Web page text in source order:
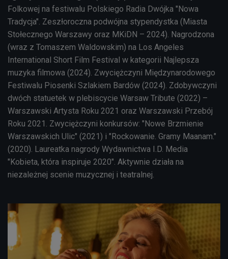
Folkowej na festiwalu Polskiego Radia Dwójka "Nowa
Tradycja". Zeszłoroczna podwójna stypendystka (Miasta
Stołecznego Warszawy oraz MKiDN – 2024). Nagrodzona
(wraz z Tomaszem Waldowskim) na Los Angeles
International Short Film Festival w kategorii Najlepsza
muzyka filmowa (2024). Zwyciężczyni Międzynarodowego
Festiwalu Piosenki Szlakiem Bardów (2024). Zdobywczyni
dwóch statuetek w plebiscycie Warsaw Tribute (2022) –
Warszawski Artysta Roku 2021 oraz Warszawski Przebój
Roku 2021. Zwyciężczyni konkursów: "Nowe Brzmienie
Warszawskich Ulic" (2021) i "Rockowanie. Gramy Maanam."
(2020). Laureatka nagrody Wydawnictwa I.D. Media
"Kobieta, która inspiruje 2020". Aktywnie działa na
niezależnej scenie muzycznej i teatralnej.